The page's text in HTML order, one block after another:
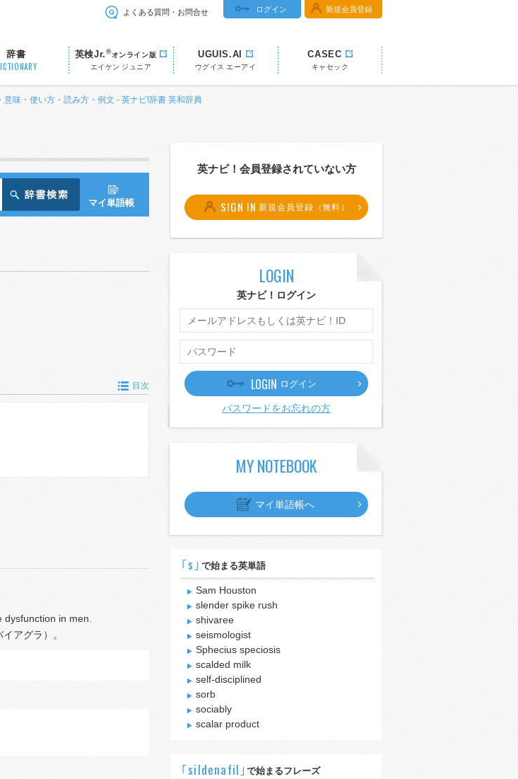
よくある質問・お問合せ ログイン 新規会員登録
辞書 英検Jr.®オンライン版
エイケン ジュニア
UGUIS.AI
ウグイス エーアイ
CASEC
キャセック
意味・使い方・読み方・例文 - 英ナビ!辞書 英和辞典
マイ単語帳
目次
in men.
アグラ）。
英ナビ！会員登録されていない方
SIGN IN 新規会員登録（無料）
LOGIN
英ナビ！ログイン
LOGIN ログイン
パスワードをお忘れの方
MY NOTEBOOK
マイ単語帳へ
｢s｣ で始まる英単語
Sam Houston
slender spike rush
shivaree
seismologist
Sphecius speciosis
scalded milk
self-disciplined
sorb
sociably
scalar product
｢sildenafil｣で始まるフレーズ